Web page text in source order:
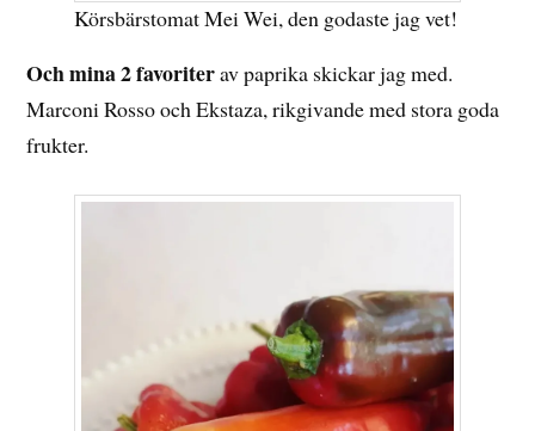
Körsbärstomat Mei Wei, den godaste jag vet!
Och mina 2 favoriterav paprika skickar jag med.
Marconi Rosso och Ekstaza, rikgivande med stora goda
frukter.